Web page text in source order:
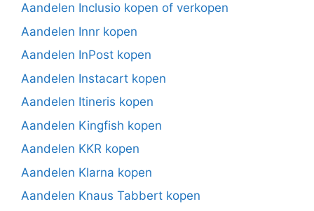
Aandelen Inclusio kopen of verkopen
Aandelen Innr kopen
Aandelen InPost kopen
Aandelen Instacart kopen
Aandelen Itineris kopen
Aandelen Kingfish kopen
Aandelen KKR kopen
Aandelen Klarna kopen
Aandelen Knaus Tabbert kopen